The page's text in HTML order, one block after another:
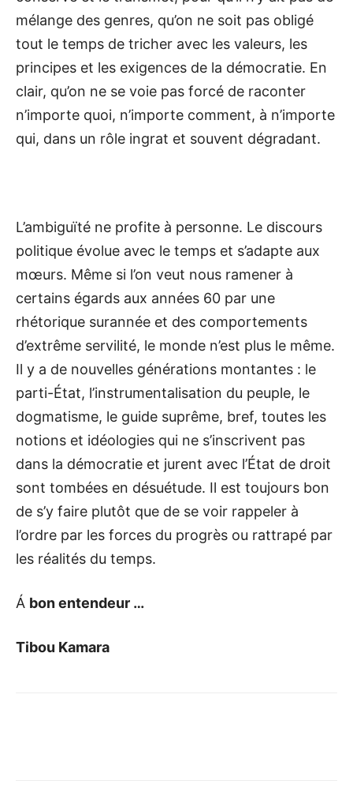
mélange des genres, qu’on ne soit pas obligé
tout le temps de tricher avec les valeurs, les
principes et les exigences de la démocratie. En
clair, qu’on ne se voie pas forcé de raconter
n’importe quoi, n’importe comment, à n’importe
qui, dans un rôle ingrat et souvent dégradant.
L’ambiguïté ne profite à personne. Le discours
politique évolue avec le temps et s’adapte aux
mœurs. Même si l’on veut nous ramener à
certains égards aux années 60 par une
rhétorique surannée et des comportements
d’extrême servilité, le monde n’est plus le même.
Il y a de nouvelles générations montantes : le
parti-État, l’instrumentalisation du peuple, le
dogmatisme, le guide suprême, bref, toutes les
notions et idéologies qui ne s’inscrivent pas
dans la démocratie et jurent avec l’État de droit
sont tombées en désuétude. Il est toujours bon
de s’y faire plutôt que de se voir rappeler à
l’ordre par les forces du progrès ou rattrapé par
les réalités du temps.
Á bon entendeur …
Tibou Kamara